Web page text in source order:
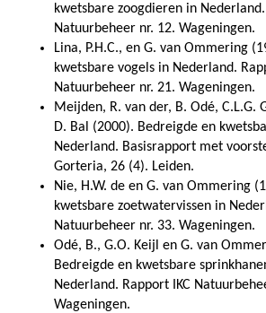
kwetsbare zoogdieren in Nederland.
Natuurbeheer nr. 12. Wageningen.
Lina, P.H.C., en G. van Ommering
kwetsbare vogels in Nederland.
Natuurbeheer nr. 21. Wageningen.
Meijden, R. van der, B. Odé, C.L.G.
D. Bal (2000). Bedreigde en
Nederland. Basisrapport met
Gorteria, 26 (4). Leiden.
Nie, H.W. de en G. van Ommering
kwetsbare zoetwatervissen in
Natuurbeheer nr. 33. Wageningen.
Odé, B., G.O. Keijl en G. van
Bedreigde en kwetsbare
Nederland. Rapport IKC
Wageningen.